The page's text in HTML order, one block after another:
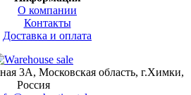
О компании
Контакты
Доставка и оплата
3А, Московская область, г.Химки,
Россия